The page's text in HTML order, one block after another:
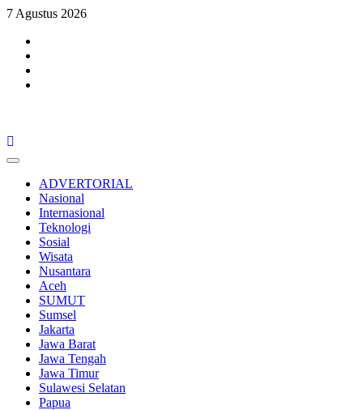
Skip
content
7 Agustus 2026
Primary
ADVERTORIAL
Nasional
Internasional
Teknologi
Sosial
Wisata
Nusantara
Aceh
SUMUT
Sumsel
Jakarta
Jawa Barat
Jawa Tengah
Jawa Timur
Sulawesi Selatan
Papua